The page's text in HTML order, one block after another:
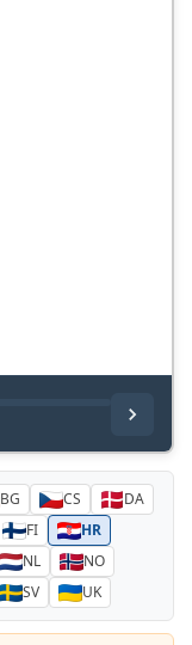
BG CS
DA
FI
HR
NL
NO
SV UK